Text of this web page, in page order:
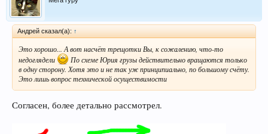
Андрей сказал(а): ↑
Это хорошо... А вот насчёт трещотки Вы, к сожалению, что-то
недоглядели
По схеме Юрия грузы действительно вращаются только
в одну сторону. Хотя это и не так уж принципиально, по большому счёту.
Это лишь вопрос технической осуществимости
Согласен, более детально рассмотрел.